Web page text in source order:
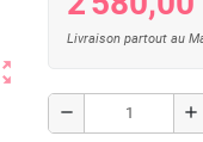
Livraison partout au
remove add